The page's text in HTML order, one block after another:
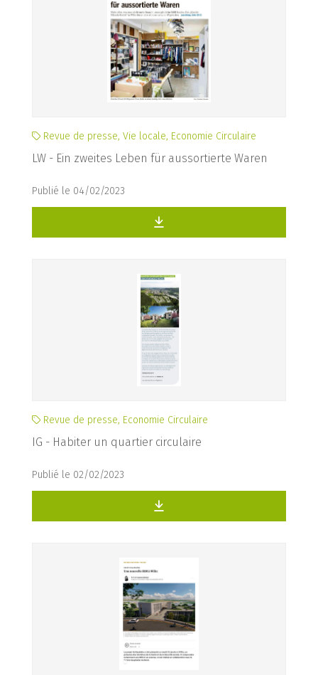
Revue de presse, Vie locale, Economie Circulaire
LW - Ein zweites Leben für aussortierte Waren
Publié le 04/02/2023
Revue de presse, Economie Circulaire
IG - Habiter un quartier circulaire
Publié le 02/02/2023